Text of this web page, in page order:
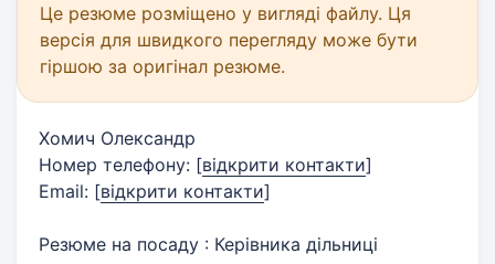
Це резюме розміщено у вигляді файлу. Ця
версія для швидкого перегляду може бути
гіршою за оригінал резюме.
Хомич Олександр
Номер телефону: [відкрити контакти]
Email: [відкрити контакти]
Резюме на посаду : Керівника дільниці